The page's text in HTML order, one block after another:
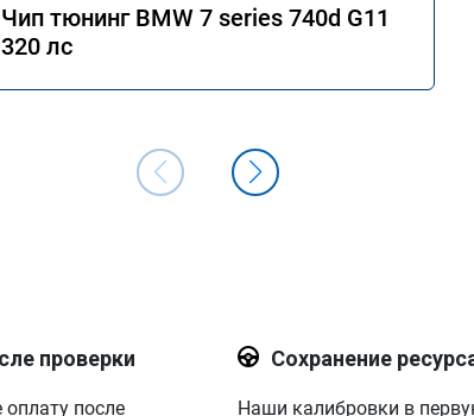
Чип тюнинг BMW 7 series 740d G11
320 лс
проверки
после
Сохранение
Наши калибровки в